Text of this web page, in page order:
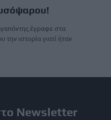
έγραφε στα
ιστορία γιατί ήταν
Newsletter